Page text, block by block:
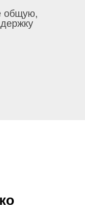
общую,